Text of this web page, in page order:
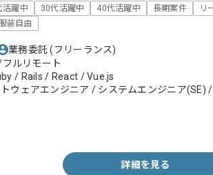
活躍中 30代活躍中 40代活躍中 長期案件
リ
装自由
業務委託(フリーランス)
ルリモート
/ Rails / React / Vue.js
ウェアエンジニア / システムエンジニア(SE)
詳細を見る